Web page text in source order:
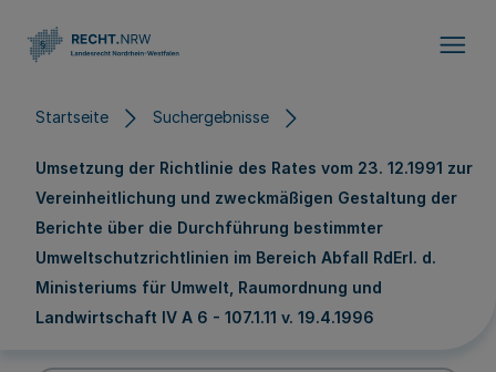
Startseite Suchergebnisse
Umsetzung der Richtlinie des Rates vom 23. 12.1991 zur
Vereinheitlichung und zweckmäßigen Gestaltung der
Berichte über die Durchführung bestimmter
Umweltschutzrichtlinien im Bereich Abfall RdErl. d.
Ministeriums für Umwelt, Raumordnung und
Landwirtschaft IV A 6 - 107.1.11 v. 19.4.1996